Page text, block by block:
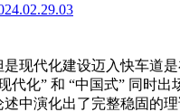
现代化建设迈入快车道
代化” 和 “中国式” 同
中演化出了完整稳固的